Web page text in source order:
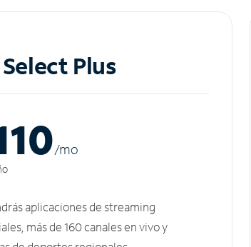
Plus
/mo
aplicaciones de streaming
más de 160 canales en vivo y